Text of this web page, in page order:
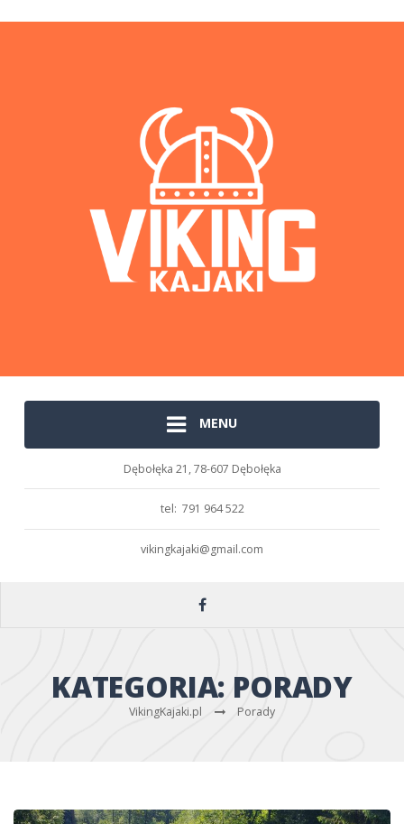
MENU
Dębołęka 21, 78-607 Dębołęka
tel: 791 964 522
vikingkajaki@gmail.com
KATEGORIA: PORADY
VikingKajaki.pl Porady